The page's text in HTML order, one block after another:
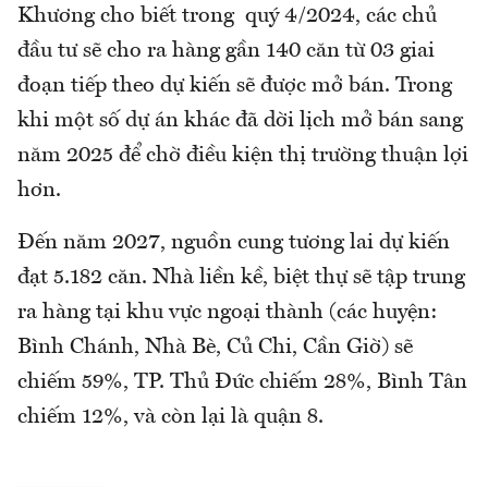
Khương cho biết trong quý 4/2024, các chủ
đầu tư sẽ cho ra hàng gần 140 căn từ 03 giai
đoạn tiếp theo dự kiến sẽ được mở bán. Trong
khi một số dự án khác đã dời lịch mở bán sang
năm 2025 để chờ điều kiện thị trường thuận lợi
hơn.
Đến năm 2027, nguồn cung tương lai dự kiến
đạt 5.182 căn. Nhà liền kề, biệt thự sẽ tập trung
ra hàng tại khu vực ngoại thành (các huyện:
Bình Chánh, Nhà Bè, Củ Chi, Cần Giờ) sẽ
chiếm 59%, TP. Thủ Đức chiếm 28%, Bình Tân
chiếm 12%, và còn lại là quận 8.